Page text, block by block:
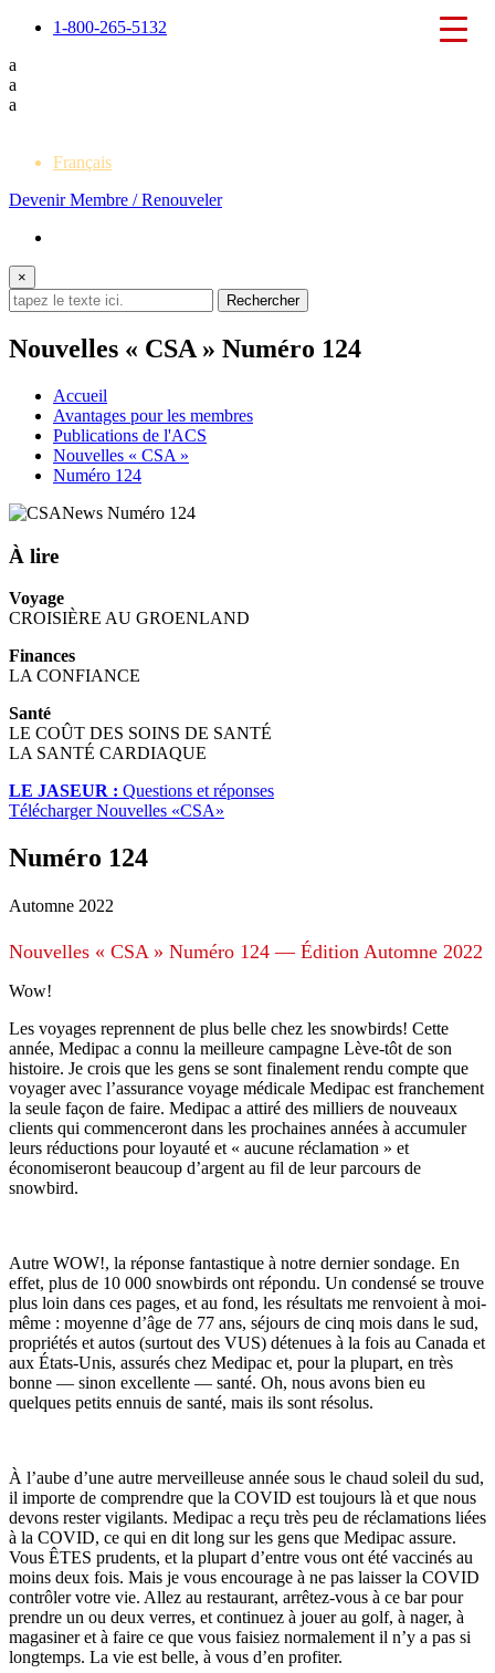
1-800-265-5132
a
a
a
Français
Devenir Membre / Renouveler
×
Nouvelles « CSA » Numéro 124
Accueil
Avantages pour les membres
Publications de l'ACS
Nouvelles « CSA »
Numéro 124
À lire
Voyage
CROISIÈRE AU GROENLAND
Finances
LA CONFIANCE
Santé
LE COÛT DES SOINS DE SANTÉ
LA SANTÉ CARDIAQUE
LE JASEUR : Questions et réponses
Télécharger Nouvelles «CSA»
Numéro 124
Automne 2022
Nouvelles « CSA » Numéro 124 — Édition Automne 2022
Wow!
Les voyages reprennent de plus belle chez les snowbirds! Cette
année, Medipac a connu la meilleure campagne Lève-tôt de son
histoire. Je crois que les gens se sont finalement rendu compte que
voyager avec l’assurance voyage médicale Medipac est franchement
la seule façon de faire. Medipac a attiré des milliers de nouveaux
clients qui commenceront dans les prochaines années à accumuler
leurs réductions pour loyauté et « aucune réclamation » et
économiseront beaucoup d’argent au fil de leur parcours de
snowbird.
Autre WOW!, la réponse fantastique à notre dernier sondage. En
effet, plus de 10 000 snowbirds ont répondu. Un condensé se trouve
plus loin dans ces pages, et au fond, les résultats me renvoient à moi-
même : moyenne d’âge de 77 ans, séjours de cinq mois dans le sud,
propriétés et autos (surtout des VUS) détenues à la fois au Canada et
aux États-Unis, assurés chez Medipac et, pour la plupart, en très
bonne — sinon excellente — santé. Oh, nous avons bien eu
quelques petits ennuis de santé, mais ils sont résolus.
À l’aube d’une autre merveilleuse année sous le chaud soleil du sud,
il importe de comprendre que la COVID est toujours là et que nous
devons rester vigilants. Medipac a reçu très peu de réclamations liées
à la COVID, ce qui en dit long sur les gens que Medipac assure.
Vous ÊTES prudents, et la plupart d’entre vous ont été vaccinés au
moins deux fois. Mais je vous encourage à ne pas laisser la COVID
contrôler votre vie. Allez au restaurant, arrêtez-vous à ce bar pour
prendre un ou deux verres, et continuez à jouer au golf, à nager, à
magasiner et à faire ce que vous faisiez normalement il n’y a pas si
longtemps. La vie est belle, à vous d’en profiter.